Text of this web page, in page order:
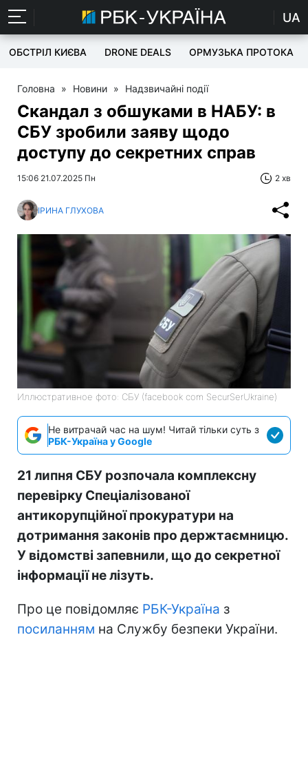
UA
ОБСТРІЛ КИЄВА DRONE DEALS ОРМУЗЬКА ПРОТОКА
Головна » Новини » Надзвичайні події
Скандал з обшуками в НАБУ: в
СБУ зробили заяву щодо
доступу до секретних справ
15:06 21.07.2025 Пн 2 хв
ІРИНА ГЛУХОВА
Иллюстративное фото: СБУ (facebook com SecurSerUkraine)
Не витрачай час на шум! Читай тільки суть з
РБК-Україна у Google
21 липня СБУ розпочала комплексну
перевірку Спеціалізованої
антикорупційної прокуратури на
дотримання законів про держтаємницю.
У відомстві запевнили, що до секретної
інформації не лізуть.
Про це повідомляє РБК-Україна з
посиланням на Службу безпеки України.